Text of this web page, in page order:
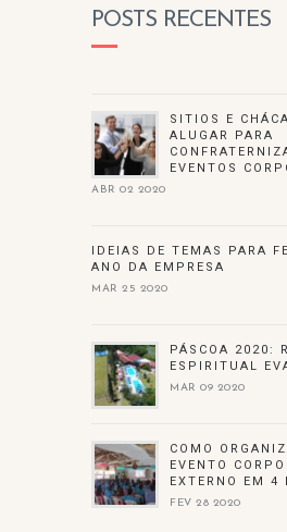
POSTS RECENTES
SITIOS E
ALUGAR PARA
EVENTOS
ABR 02 2020
IDEIAS DE TEMAS PARA
ANO DA EMPRESA
MAR 25 2020
PÁSCOA 2020:
ESPIRITUAL
MAR 09 2020
COMO
EVENTO
EXTERNO EM 4
FEV 28 2020